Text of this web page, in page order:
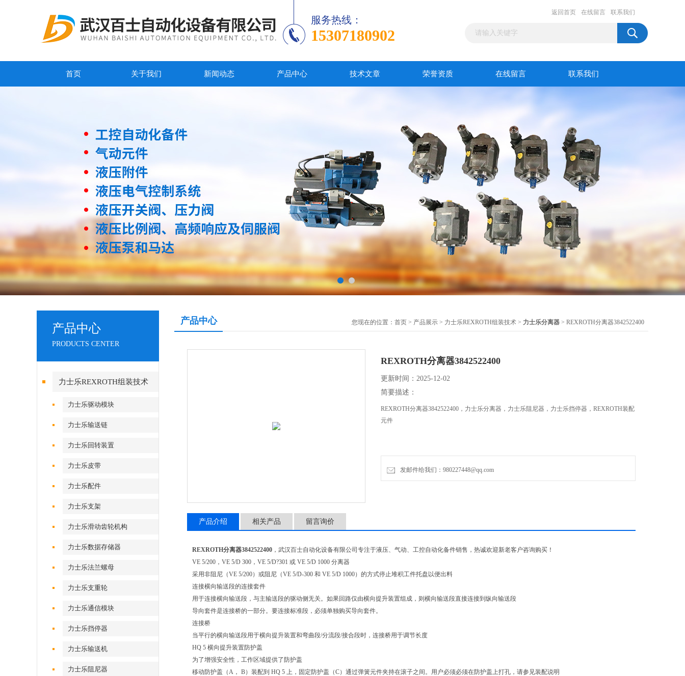
服务热线：
15307180902
返回首页 在线留言 联系我们
首页 关于我们 新闻动态 产品中心 技术文章 荣誉资质 在线留言 联系我们
产品中心
PRODUCTS CENTER
力士乐REXROTH组装技术
力士乐驱动模块
力士乐输送链
力士乐回转装置
力士乐皮带
力士乐配件
力士乐支架
力士乐滑动齿轮机构
力士乐数据存储器
力士乐法兰螺母
力士乐支重轮
力士乐通信模块
力士乐挡停器
力士乐输送机
力士乐阻尼器
产品中心 您现在的位置： 首页 > 产品展示 > 力士乐REXROTH组装技术 > 力士乐分离器 > REXROTH分离器3842522400
REXROTH分离器3842522400
更新时间：2025-12-02
简要描述：
REXROTH分离器3842522400，力士乐分离器，力士乐阻尼器，力士乐挡停器，REXROTH装配
元件
发邮件给我们：980227448@qq.com
产品介绍 相关产品 留言询价
REXROTH分离器3842522400 ，武汉百士自动化设备有限公司专注于液压、气动、工控自动化备件销售，热诚欢迎新老客户咨询购买！
VE 5/200，VE 5/D 300，VE 5/D?301 或 VE 5/D 1000 分离器
采用非阻尼（VE 5/200）或阻尼（VE 5/D-300 和 VE 5/D 1000）的方式停止堆积工件托盘以便出料
连接横向输送段的连接套件
用于连接横向输送段，与主输送段的驱动侧无关。如果回路仅由横向提升装置组成，则横向输送段直接连接到纵向输送段
导向套件是连接桥的一部分。要连接标准段，必须单独购买导向套件。
连接桥
当平行的横向输送段用于横向提升装置和弯曲段/分流段/接合段时，连接桥用于调节长度
HQ 5 横向提升装置防护盖
为了增强安全性，工作区域提供了防护盖
移动防护盖（A， B）装配到 HQ 5 上，固定防护盖（C）通过弹簧元件夹持在滚子之间。用户必须必须在防护盖上打孔，请参见装配说明